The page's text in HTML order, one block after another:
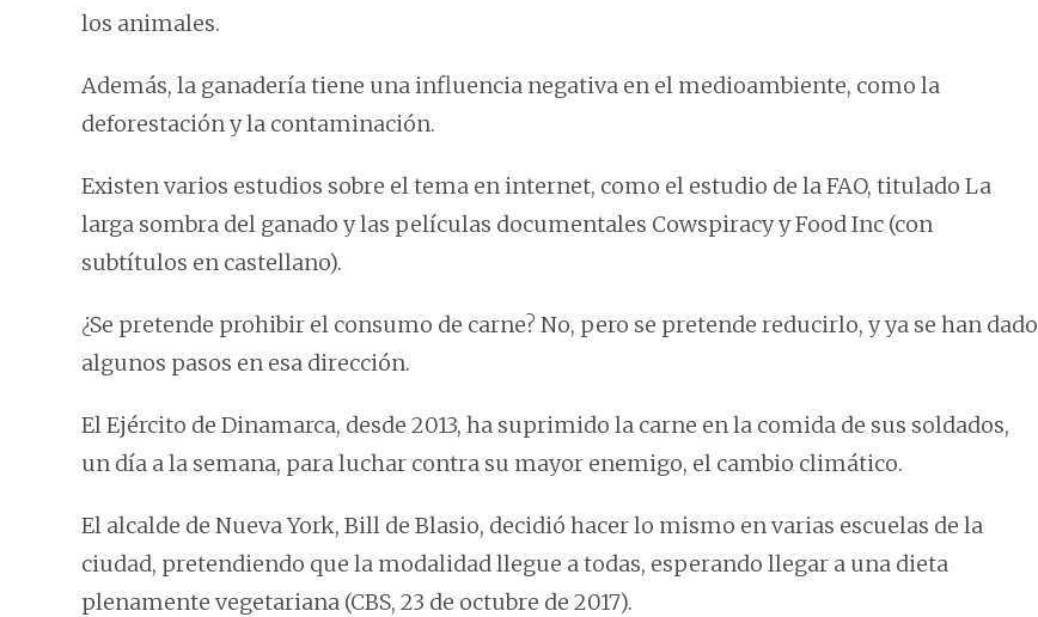
los animales.
Además, la ganadería tiene una influencia negativa en el medioambiente, como la
deforestación y la contaminación.
Existen varios estudios sobre el tema en internet, como el estudio de la FAO, titulado La
larga sombra del ganado y las películas documentales Cowspiracy y Food Inc (con
subtítulos en castellano).
¿Se pretende prohibir el consumo de carne? No, pero se pretende reducirlo, y ya se han dado
algunos pasos en esa dirección.
El Ejército de Dinamarca, desde 2013, ha suprimido la carne en la comida de sus soldados,
un día a la semana, para luchar contra su mayor enemigo, el cambio climático.
El alcalde de Nueva York, Bill de Blasio, decidió hacer lo mismo en varias escuelas de la
ciudad, pretendiendo que la modalidad llegue a todas, esperando llegar a una dieta
plenamente vegetariana (CBS, 23 de octubre de 2017).